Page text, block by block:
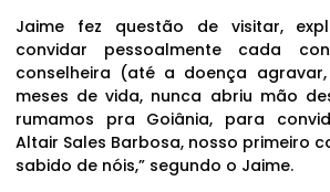
Jaime fez questão de visitar,
convidar pessoalmente cada
conselheira (até a doença
meses de vida, nunca abriu mão
rumamos pra Goiânia, para
Altair Sales Barbosa, nosso primeiro
sabido de nóis,” segundo o Jaime.